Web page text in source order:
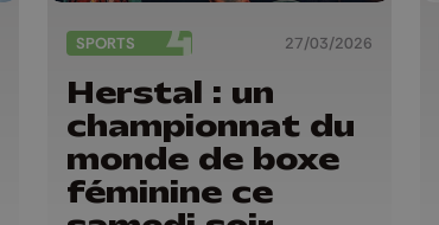
SPORTS 27/03/2026
Herstal : un
championnat du
monde de boxe
féminine ce